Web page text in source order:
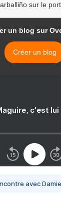
sur le
un blog sur
Créer un blog
c'est
avec